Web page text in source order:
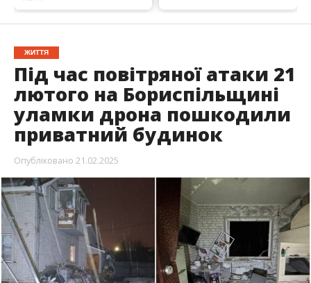
ЖИТТЯ
Під час повітряної атаки 21
лютого на Бориспільщині
уламки дрона пошкодили
приватний будинок
Опубліковано 21.02.2025